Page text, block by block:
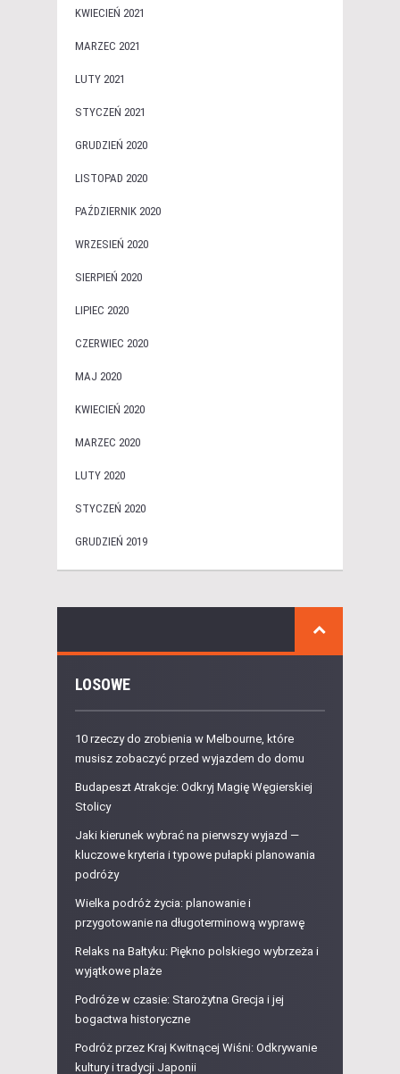
KWIECIEŃ 2021
MARZEC 2021
LUTY 2021
STYCZEŃ 2021
GRUDZIEŃ 2020
LISTOPAD 2020
PAŹDZIERNIK 2020
WRZESIEŃ 2020
SIERPIEŃ 2020
LIPIEC 2020
CZERWIEC 2020
MAJ 2020
KWIECIEŃ 2020
MARZEC 2020
LUTY 2020
STYCZEŃ 2020
GRUDZIEŃ 2019
LOSOWE
10 rzeczy do zrobienia w Melbourne, które
musisz zobaczyć przed wyjazdem do domu
Budapeszt Atrakcje: Odkryj Magię Węgierskiej
Stolicy
Jaki kierunek wybrać na pierwszy wyjazd —
kluczowe kryteria i typowe pułapki planowania
podróży
Wielka podróż życia: planowanie i
przygotowanie na długoterminową wyprawę
Relaks na Bałtyku: Piękno polskiego wybrzeża i
wyjątkowe plaże
Podróże w czasie: Starożytna Grecja i jej
bogactwa historyczne
Podróż przez Kraj Kwitnącej Wiśni: Odkrywanie
kultury i tradycji Japonii